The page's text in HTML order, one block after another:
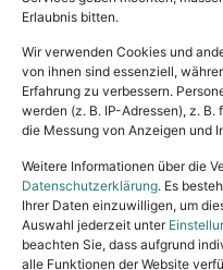
Erlaubnis bitten.
Wir verwenden Cookies und
von ihnen sind essenziell,
Erfahrung zu verbessern.
werden (z. B. IP-Adressen), z.
die Messung von Anzeigen und
Weitere Informationen über die
Datenschutzerklärung. Es
Ihrer Daten einzuwilligen, um
Auswahl jederzeit unter
beachten Sie, dass aufgrund
alle Funktionen der Website
Copyright ©
Tel.: (02631) 55356
Ludwigshof